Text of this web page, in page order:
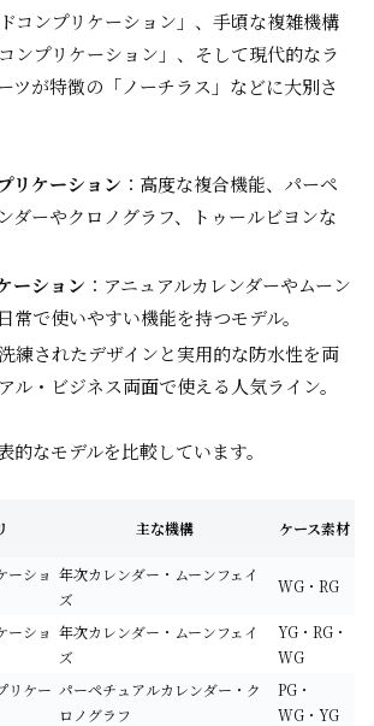
コンプリケーション」、手頃な複雑機構
ンプリケーション」、そして現代的なラ
ツが特徴の「ノーチラス」などに大別さ
リケーション ：高度な複合機能、パーペ
ダーやクロノグラフ、トゥールビヨンな
ーション ：アニュアルカレンダーやムーン
常で使いやすい機能を持つモデル。
洗練されたデザインと実用的な防水性を両
ル・ビジネス両面で使える人気ライン。
的なモデルを比較しています。
主な機構 ケース素材
ーショ 年次カレンダー・ムーンフェイ
ズ
WG・RG
ーショ 年次カレンダー・ムーンフェイ
ズ
YG・RG・
WG
リケー パーペチュアルカレンダー・ク
ロノグラフ
PG・
WG・YG